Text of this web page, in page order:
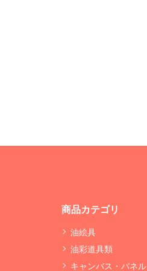
商品カテゴリ
油絵具
油彩道具類
キャンバス・パネル